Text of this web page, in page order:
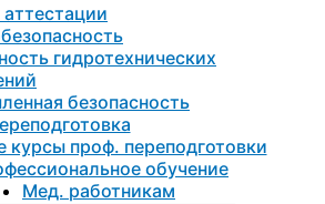
гидротехнических
безопасность
курсы проф. переподготовки
обучение
Мед. работникам